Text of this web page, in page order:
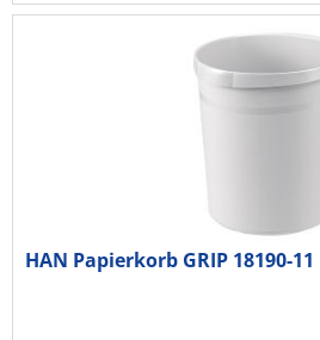
HAN Papierkorb GRIP 18190-